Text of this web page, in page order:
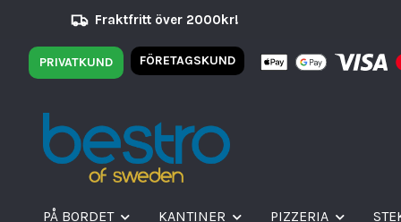
Fraktfritt över 2000kr!
PRIVATKUND FÖRETAGSKUND
PÅ BORDET KANTINER PIZZERIA